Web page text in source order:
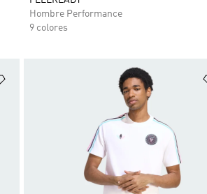
Hombre Performance
9 colores
Añadir a la lista de deseos